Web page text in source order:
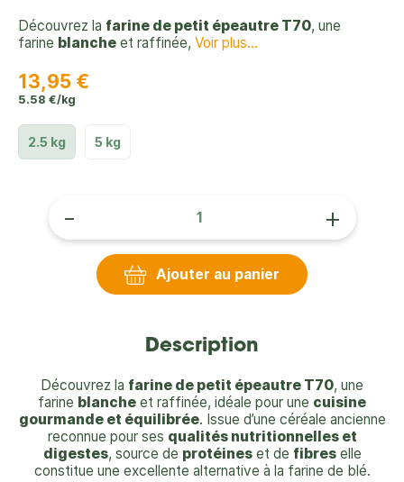
Découvrez la farine de petit épeautre T70, une
farine blanche et raffinée, Voir plus...
13,95 €
5.58 €/kg
2.5 kg 5 kg
- +
Ajouter au panier
Description
Découvrez la farine de petit épeautre T70, une
farine blanche et raffinée, idéale pour une cuisine
gourmande et équilibrée. Issue d’une céréale ancienne
reconnue pour ses qualités nutritionnelles et
digestes, source de protéineset de fibreselle
constitue une excellente alternative à la farine de blé.